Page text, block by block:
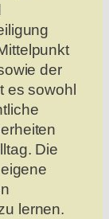
der
es sowohl
Die
lernen.